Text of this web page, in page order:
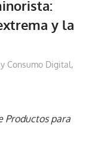
y la
Consumo Digital,
Productos para